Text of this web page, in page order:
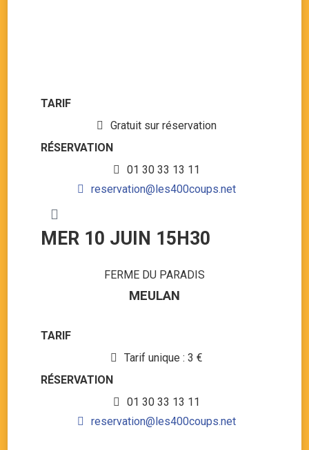
TARIF
Gratuit sur réservation
RÉSERVATION
01 30 33 13 11
reservation@les400coups.net
MER 10 JUIN 15H30
FERME DU PARADIS
MEULAN
TARIF
Tarif unique : 3 €
RÉSERVATION
01 30 33 13 11
reservation@les400coups.net